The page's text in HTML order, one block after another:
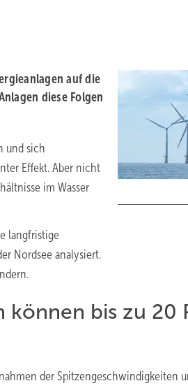
auf die
diese Folgen
und sich
Effekt. Aber nicht
im Wasser
langfristige
Nordsee analysiert.
bis zu 20
der Spitzengeschwindigkeiten